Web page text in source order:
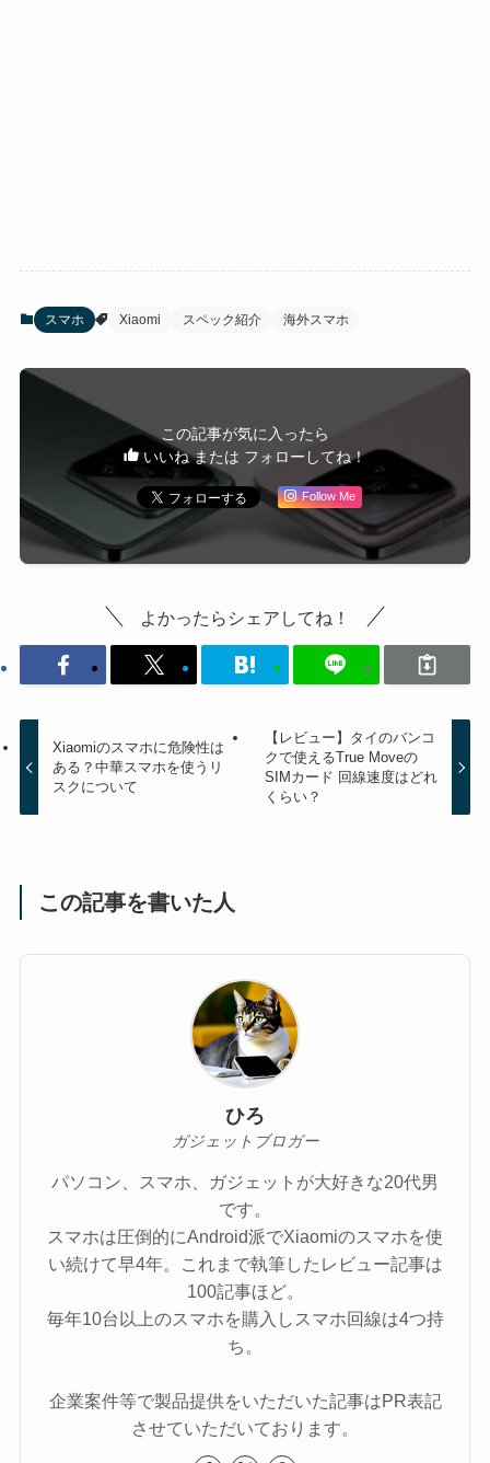
スマホ Xiaomi スペック紹介 海外スマホ
この記事が気に入ったら
いいね または フォローしてね！
Follow Me
よかったらシェアしてね！
Xiaomiのスマホに危険性は
ある？中華スマホを使うリ
スクについて
【レビュー】タイのバンコ
クで使えるTrue Moveの
SIMカード 回線速度はどれ
くらい？
この記事を書いた人
ひろ
ガジェットブロガー
パソコン、スマホ、ガジェットが大好きな20代男
です。
スマホは圧倒的にAndroid派でXiaomiのスマホを使
い続けて早4年。これまで執筆したレビュー記事は
100記事ほど。
毎年10台以上のスマホを購入しスマホ回線は4つ持
ち。
企業案件等で製品提供をいただいた記事はPR表記
させていただいております。